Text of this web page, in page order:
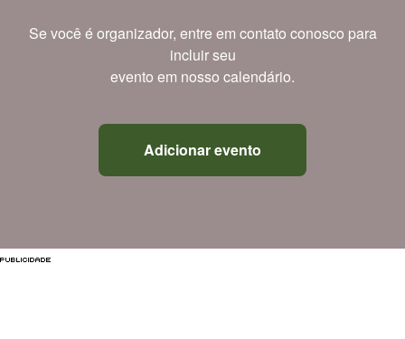
Se você é organizador, entre em contato conosco para
incluir seu
evento em nosso calendário.
Adicionar evento